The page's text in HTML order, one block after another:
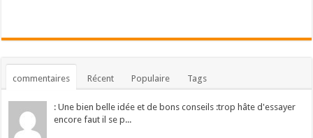
commentaires Récent Populaire Tags
: Une bien belle idée et de bons conseils :trop hâte d'essayer
encore faut il se p...